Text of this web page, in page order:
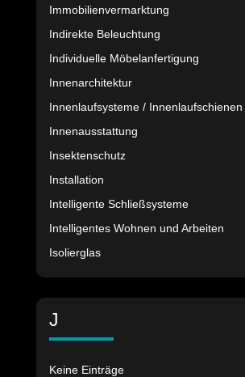
Immobilienvermarktung
Indirekte Beleuchtung
Individuelle Möbelanfertigung
Innenarchitektur
Innenlaufsysteme / Innenlaufschienen
Innenausstattung
Insektenschutz
Installation
Intelligente Schließsysteme
Intelligentes Wohnen und Arbeiten
Isolierglas
J
Keine Einträge